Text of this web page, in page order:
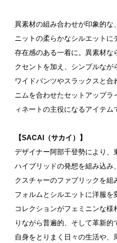
異素材の組み合わせが印象的な
ニットの柔らかなシルエットに
存在感のある一着に。異素材な
クセントを加え、シンプルなが
ワイドパンツやスラックスと
ニムを合わせたセットアップ
ィネートの主役になるアイテム
【SACAI（サカイ）】
デザイナー阿部千登勢により、
ハイブリッドの発想を組み込み
クスチャーのファブリックを
フォルムとシルエットに洋服を
コレクションがフェミニンな
りながら普遍的、そして革新的
自身をとりまく日々の生活や